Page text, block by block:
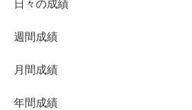
日々の成績
週間成績
月間成績
年間成績